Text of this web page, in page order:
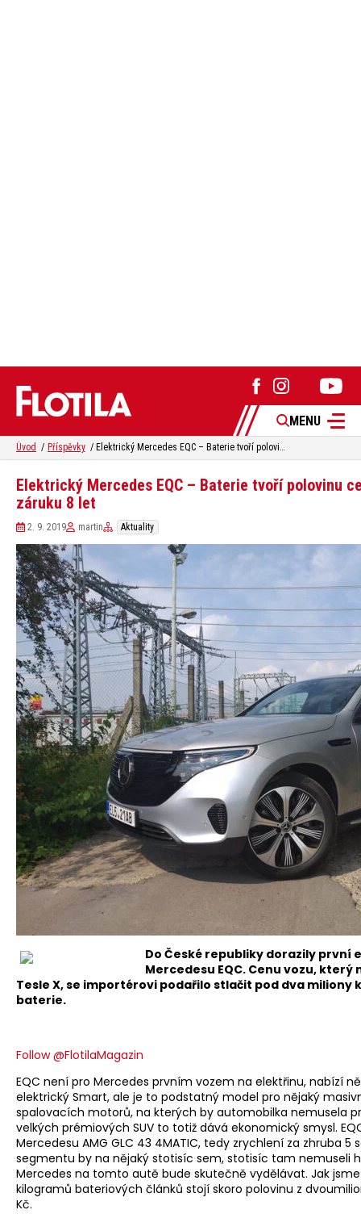
MENU
Úvod Příspěvky Elektrický Mercedes EQC – Baterie tvoří polovinu ceny auta, ale dostanete na ni záruku 8 let
Elektrický Mercedes EQC – Baterie tvoří polovinu
záruku 8 let
2. 9. 2019 martin Aktuality
Do České republiky dorazily první
Mercedesu EQC. Cenu vozu,
Tesle X, se importérovi podařilo stlačit pod dva miliony
baterie.
Follow @FlotilaMagazin
EQC není pro Mercedes prvním vozem na elektřinu, nabízí
elektrický Smart, ale je to podstatný model pro nějaký
spalovacích motorů, na kterých by automobilka nemusela
velkých prémiových SUV to totiž dává ekonomický smysl.
Mercedesu AMG GLC 43 4MATIC, tedy zrychlení za zhruba
segmentu by na nějaký stotisíc sem, stotisíc tam nemuseli
Mercedes na tomto autě bude skutečně vydělávat. Jak
kilogramů bateriových článků stojí skoro polovinu z
Kč.